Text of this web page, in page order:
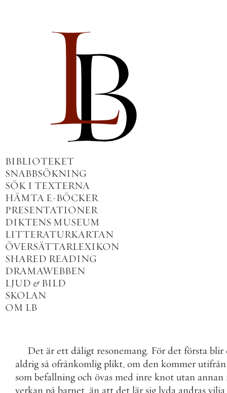
BIBLIOTEKET
SNABBSÖKNING
SÖK I TEXTERNA
HÄMTA E-BÖCKER
PRESENTATIONER
DIKTENS MUSEUM
LITTERATURKARTAN
ÖVERSÄTTARLEXIKON
SHARED READING
DRAMAWEBBEN
LJUD & BILD
SKOLAN
OM LB
Det är ett dåligt resonemang. För det första blir
aldrig så ofrånkomlig plikt, om den kommer utifrån
som befallning och övas med inre knot utan annan
verkan på barnet, än att det lär sig lyda andras vilja